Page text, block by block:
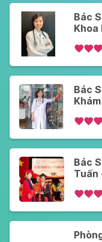
Bác
Khoa
Bác
Bác
Tuấn